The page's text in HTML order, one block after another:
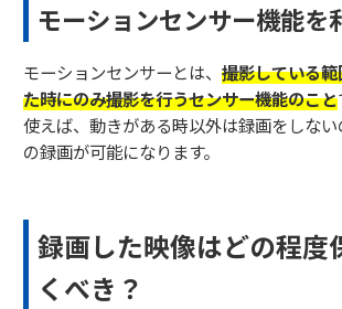
モーションセンサー機能を
モーションセンサーとは、 撮影している
た時にのみ撮影を行うセンサー機能のこと
使えば、動きがある時以外は録画をしな
の録画が可能になります。
録画した映像はどの程度
くべき？